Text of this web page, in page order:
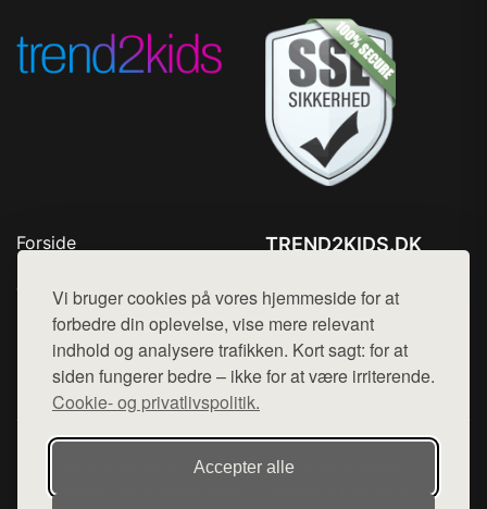
Vi bruger cookies på vores hjemmeside for at
forbedre din oplevelse, vise mere relevant
indhold og analysere trafikken. Kort sagt: for at
siden fungerer bedre – ikke for at være irriterende.
Cookie- og privatlivspolitik.
Accepter alle
Forside
Top Rabatter
Blog
Kontakt
TREND2KIDS.DK
Mail: hej@want.dk
Cookie- og privatlivspolitik
Denne side er en del af want.dk, der udgiver en række
hjemmesider med præsentation af forskellige produkter fra